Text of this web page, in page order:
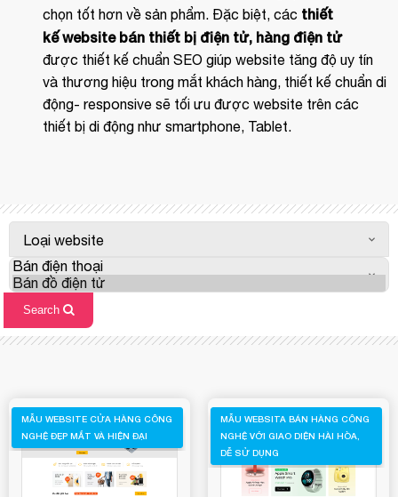
chọn tốt hơn về sản phẩm. Đặc biệt, các thiết
kế website bán thiết bị điện tử, hàng điện tử
được thiết kế chuẩn SEO giúp website tăng độ uy tín
và thương hiệu trong mắt khách hàng, thiết kế chuẩn di
động- responsive sẽ tối ưu được website trên các
thiết bị di động như smartphone, Tablet.
MẪU WEBSITE CỬA HÀNG CÔNG
NGHỆ ĐẸP MẮT VÀ HIỆN ĐẠI
MẪU WEBSITA BÁN HÀNG CÔNG
NGHỆ VỚI GIAO DIỆN HÀI HÒA,
DỄ SỬ DỤNG